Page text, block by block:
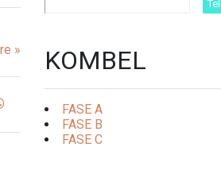
»
KOMBEL
FASE A
FASE B
FASE C